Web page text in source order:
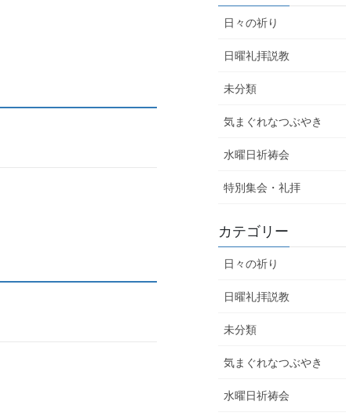
日々の祈り
日曜礼拝説教
未分類
気まぐれなつぶやき
水曜日祈祷会
特別集会・礼拝
カテゴリー
日々の祈り
日曜礼拝説教
未分類
気まぐれなつぶやき
水曜日祈祷会